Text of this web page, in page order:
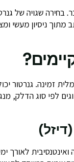
בחירה שגויה של
ניסיון מעשי
זמינה. גנרטור
לפי סוג הדלק,